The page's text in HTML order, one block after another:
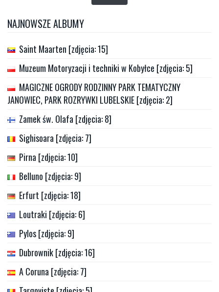
NAJNOWSZE ALBUMY
Saint Maarten [zdjęcia: 15]
Muzeum Motoryzacji i techniki w Kobyłce [zdjęcia: 5]
MAGICZNE OGRODY RODZINNY PARK TEMATYCZNY
JANOWIEC, PARK ROZRYWKI LUBELSKIE [zdjęcia: 2]
Zamek św. Olafa [zdjęcia: 8]
Sighisoara [zdjęcia: 7]
Pirna [zdjęcia: 10]
Belluno [zdjęcia: 9]
Erfurt [zdjęcia: 18]
Loutraki [zdjęcia: 6]
Pylos [zdjęcia: 9]
Dubrownik [zdjęcia: 16]
A Coruna [zdjęcia: 7]